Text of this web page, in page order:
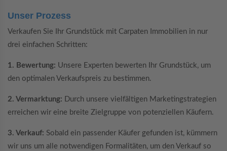
Unser Prozess
Verkaufen Sie Ihr Grundstück mit Carpaten Immobilien in nur
drei einfachen Schritten:
1. Bewertung: Unsere Experten bewerten Ihr Grundstück, um
den optimalen Verkaufspreis zu bestimmen.
2. Vermarktung: Durch unsere vielfältigen Marketingstrategien
erreichen wir eine breite Zielgruppe von potenziellen Käufern.
3. Verkauf: Sobald ein passender Käufer gefunden ist, kümmern
wir uns um alle notwendigen Formalitäten, um den Verkauf so